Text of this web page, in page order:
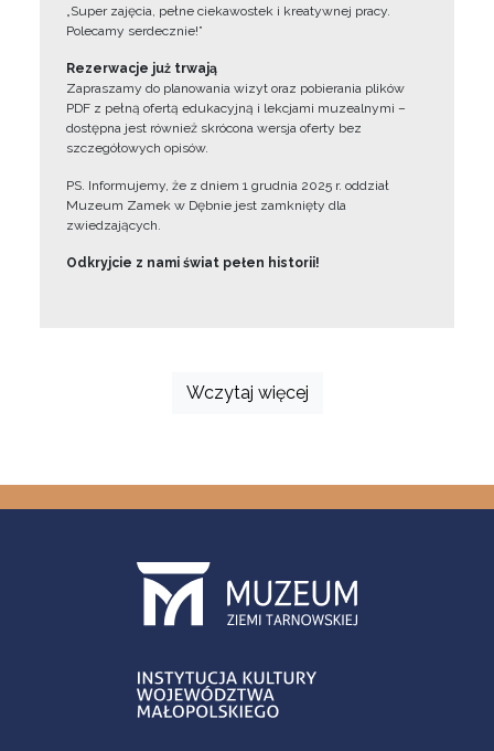
„Super zajęcia, pełne ciekawostek i kreatywnej pracy.
Polecamy serdecznie!”
Rezerwacje już trwają
Zapraszamy do planowania wizyt oraz pobierania plików
PDF z pełną ofertą edukacyjną i lekcjami muzealnymi –
dostępna jest również skrócona wersja oferty bez
szczegółowych opisów.
PS. Informujemy, że z dniem 1 grudnia 2025 r. oddział
Muzeum Zamek w Dębnie jest zamknięty dla
zwiedzających.
Odkryjcie z nami świat pełen historii!
Wczytaj więcej